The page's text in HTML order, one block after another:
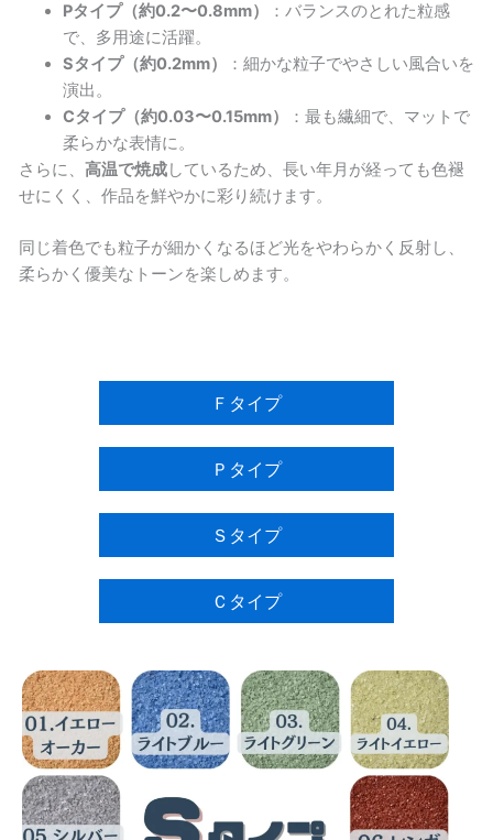
Pタイプ（約0.2〜0.8mm）
：バランスのとれた粒感
で、多用途に活躍。
Sタイプ（約0.2mm）
：細かな粒子でやさしい風合いを
演出。
Cタイプ（約0.03〜0.15mm）
：最も繊細で、マットで
柔らかな表情に。
さらに、 高温で焼成しているため、長い年月が経っても色褪
せにくく、作品を鮮やかに彩り続けます。
同じ着色でも粒子が細かくなるほど光をやわらかく反射し、
柔らかく優美なトーンを楽しめます。
Ｆタイプ
Ｐタイプ
Ｓタイプ
Ｃタイプ